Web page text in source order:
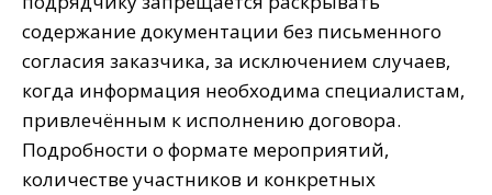
содержание документации без письменного
согласия заказчика, за исключением случаев,
когда информация необходима специалистам,
привлечённым к исполнению договора.
Подробности о формате мероприятий,
количестве участников и конкретных